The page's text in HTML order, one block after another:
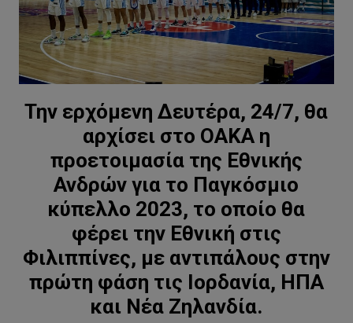
Την ερχόμενη Δευτέρα, 24/7, θα
αρχίσει στο ΟΑΚΑ η
προετοιμασία της Εθνικής
Ανδρών για το Παγκόσμιο
κύπελλο 2023, το οποίο θα
φέρει την Εθνική στις
Φιλιππίνες, με αντιπάλους στην
πρώτη φάση τις Ιορδανία, ΗΠΑ
και Νέα Ζηλανδία.